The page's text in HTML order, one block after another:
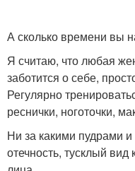
А сколько времени вы
Я считаю, что любая
заботится о себе,
Регулярно
реснички, ноготочки,
Ни за какими пудрами
отечность, тусклый